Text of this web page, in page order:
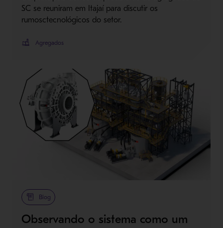
SC se reuniram em Itajaí para discutir os
rumosctecnológicos do setor.
Agregados
Blog
Observando o sistema como um